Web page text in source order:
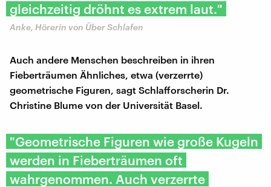
gleichzeitig dröhnt es extrem laut."
Anke, Hörerin von Über Schlafen
Auch andere Menschen beschreiben in ihren
Fieberträumen Ähnliches, etwa (verzerrte)
geometrische Figuren, sagt Schlafforscherin Dr.
Christine Blume von der Universität Basel.
"Geometrische Figuren wie große Kugeln
werden in Fieberträumen oft
wahrgenommen. Auch verzerrte